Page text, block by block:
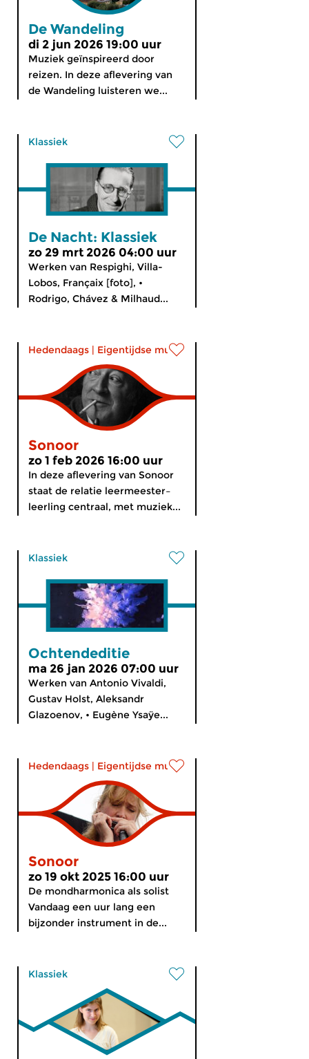
De Wandeling
di 2 jun 2026 19:00 uur
Muziek geïnspireerd door
reizen. In deze aflevering van
de Wandeling luisteren we...
Klassiek
De Nacht: Klassiek
zo 29 mrt 2026 04:00 uur
Werken van Respighi, Villa-
Lobos, Françaix [foto], •
Rodrigo, Chávez & Milhaud...
Hedendaags | Eigentijdse muziek
Sonoor
zo 1 feb 2026 16:00 uur
In deze aflevering van Sonoor
staat de relatie leermeester–
leerling centraal, met muziek...
Klassiek
Ochtendeditie
ma 26 jan 2026 07:00 uur
Werken van Antonio Vivaldi,
Gustav Holst, Aleksandr
Glazoenov, • Eugène Ysaÿe...
Hedendaags | Eigentijdse muziek
Sonoor
zo 19 okt 2025 16:00 uur
De mondharmonica als solist
Vandaag een uur lang een
bijzonder instrument in de...
Klassiek